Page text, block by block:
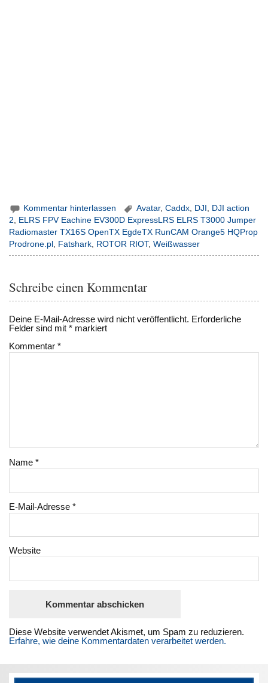
Kommentar hinterlassen Avatar,Caddx, DJI , DJI action
2, ELRS FPV Eachine EV300D ExpressLRS ELRS T3000 Jumper
Radiomaster TX16S OpenTX EgdeTX RunCAM Orange5 HQProp
Prodrone.pl , Fatshark, ROTOR RIOT,Weißwasser
Schreibe einen Kommentar
Deine E-Mail-Adresse wird nicht veröffentlicht. Erforderliche
Felder sind mit* markiert
Kommentar*
Name*
E-Mail-Adresse*
Website
Diese Website verwendet Akismet, um Spam zu reduzieren.
Erfahre, wie deine Kommentardaten verarbeitet werden.